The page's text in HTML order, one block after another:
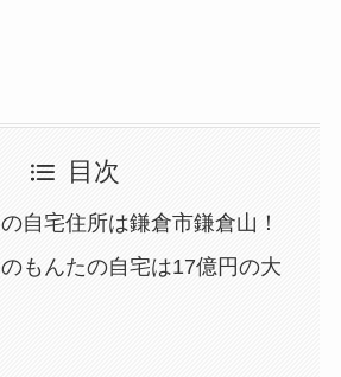
目次
自宅住所は鎌倉市鎌倉山！
のもんたの自宅は17億円の大